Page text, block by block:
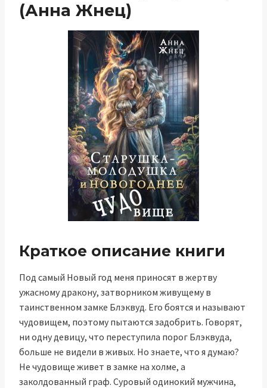
(Анна Жнец)
Краткое описание книги
Под самый Новый год меня приносят в жертву
ужасному дракону, затворником живущему в
таинственном замке Блэквуд. Его боятся и называют
чудовищем, поэтому пытаются задобрить. Говорят,
ни одну девицу, что переступила порог Блэквуда,
больше не видели в живых. Но знаете, что я думаю?
Не чудовище живет в замке на холме, а
заколдованный граф. Суровый одинокий мужчина,